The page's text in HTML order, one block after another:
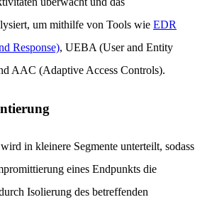
um mithilfe von Tools wie EDR
Response), UEBA (User and Entity
AAC (Adaptive Access Controls).
in kleinere Segmente unterteilt, sodass
eines Endpunkts die
Isolierung des betreffenden